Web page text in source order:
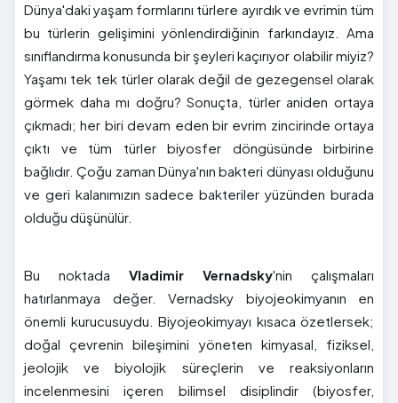
Dünya'daki yaşam formlarını türlere ayırdık ve evrimin tüm
bu türlerin gelişimini yönlendirdiğinin farkındayız. Ama
sınıflandırma konusunda bir şeyleri kaçırıyor olabilir miyiz?
Yaşamı tek tek türler olarak değil de gezegensel olarak
görmek daha mı doğru? Sonuçta, türler aniden ortaya
çıkmadı; her biri devam eden bir evrim zincirinde ortaya
çıktı ve tüm türler biyosfer döngüsünde birbirine
bağlıdır. Çoğu zaman Dünya'nın bakteri dünyası olduğunu
ve geri kalanımızın sadece bakteriler yüzünden burada
olduğu düşünülür.
Bu noktada Vladimir Vernadsky'nin çalışmaları
hatırlanmaya değer. Vernadsky biyojeokimyanın en
önemli kurucusuydu. Biyojeokimyayı kısaca özetlersek;
doğal çevrenin bileşimini yöneten kimyasal, fiziksel,
jeolojik ve biyolojik süreçlerin ve reaksiyonların
incelenmesini içeren bilimsel disiplindir (biyosfer,